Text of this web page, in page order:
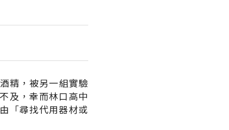
精，被另一組實驗
及，幸而林口高中
「尋找代用器材或